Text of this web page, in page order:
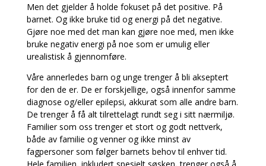
Men det gjelder å holde fokuset på det positive. På
barnet. Og ikke bruke tid og energi på det negative.
Gjøre noe med det man kan gjøre noe med, men ikke
bruke negativ energi på noe som er umulig eller
urealistisk å gjennomføre.
Våre annerledes barn og unge trenger å bli akseptert
for den de er. De er forskjellige, også innenfor samme
diagnose og/eller epilepsi, akkurat som alle andre barn.
De trenger å få alt tilrettelagt rundt seg i sitt nærmiljø.
Familier som oss trenger et stort og godt nettverk,
både av familie og venner og ikke minst av
fagpersoner som følger barnets behov til enhver tid.
Hele familien, inkludert spesielt søsken, trenger også å